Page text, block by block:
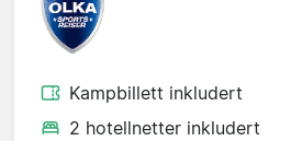
Kampbillett inkludert
2 hotellnetter inkludert